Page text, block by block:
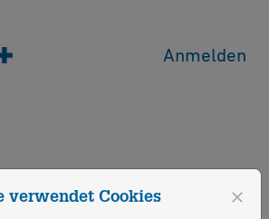
Anmelden
verwendet Cookies close